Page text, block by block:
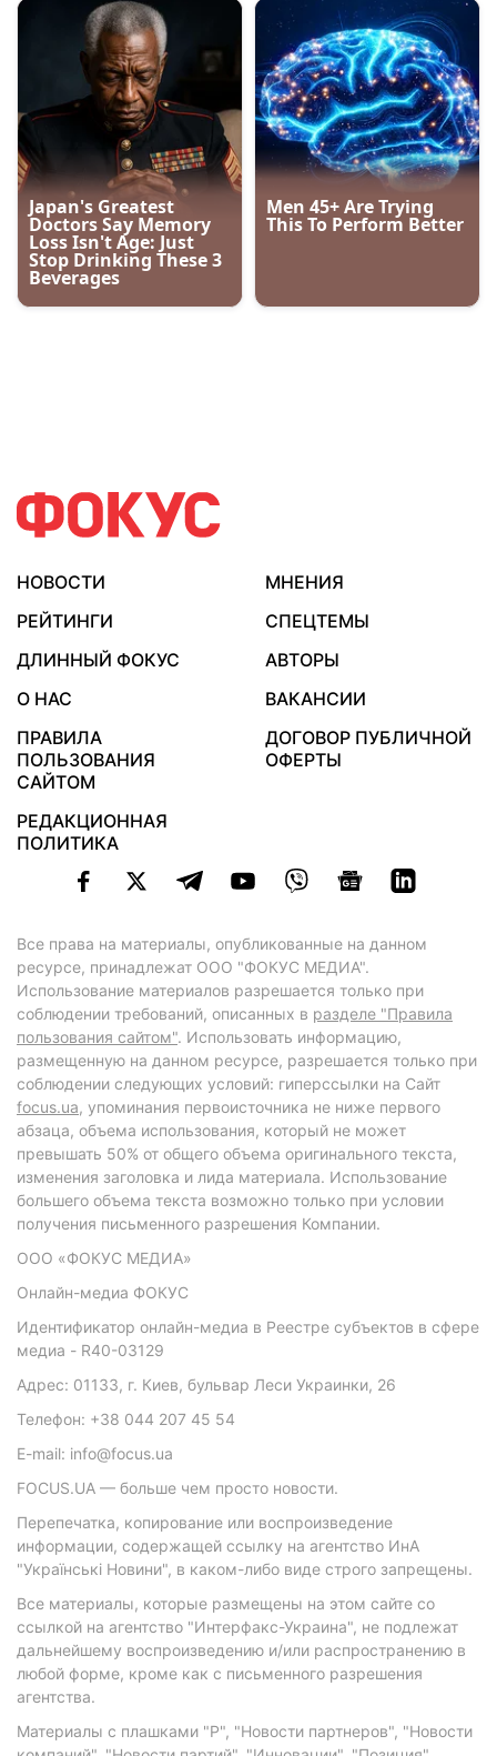
НОВОСТИ
МНЕНИЯ
РЕЙТИНГИ
СПЕЦТЕМЫ
ДЛИННЫЙ ФОКУС
АВТОРЫ
О НАС
ВАКАНСИИ
ПРАВИЛА
ПОЛЬЗОВАНИЯ
САЙТОМ
ДОГОВОР ПУБЛИЧНОЙ
ОФЕРТЫ
РЕДАКЦИОННАЯ
ПОЛИТИКА
Все права на материалы, опубликованные на данном
ресурсе, принадлежат ООО "ФОКУС МЕДИА".
Использование материалов разрешается только при
соблюдении требований, описанных в разделе "Правила
пользования сайтом". Использовать информацию,
размещенную на данном ресурсе, разрешается только при
соблюдении следующих условий: гиперссылки на Сайт
focus.ua, упоминания первоисточника не ниже первого
абзаца, объема использования, который не может
превышать 50% от общего объема оригинального текста,
изменения заголовка и лида материала. Использование
большего объема текста возможно только при условии
получения письменного разрешения Компании.
ООО «ФОКУС МЕДИА»
Онлайн-медиа ФОКУС
Идентификатор онлайн-медиа в Реестре субъектов в сфере
медиа - R40-03129
Адрес: 01133, г. Киев, бульвар Леси Украинки, 26
Телефон: +38 044 207 45 54
E-mail: info@focus.ua
FOCUS.UA — больше чем просто новости.
Перепечатка, копирование или воспроизведение
информации, содержащей ссылку на агентство ИнА
"Українські Новини", в каком-либо виде строго запрещены.
Все материалы, которые размещены на этом сайте со
ссылкой на агентство "Интерфакс-Украина", не подлежат
дальнейшему воспроизведению и/или распространению в
любой форме, кроме как с письменного разрешения
агентства.
Материалы с плашками "Р", "Новости партнеров", "Новости